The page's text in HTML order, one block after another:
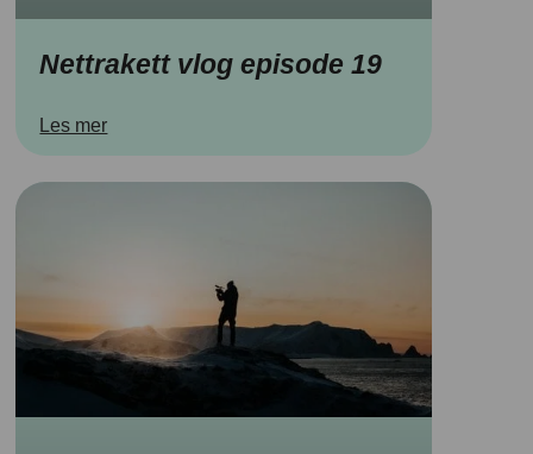
Nettrakett vlog episode 19
Les mer